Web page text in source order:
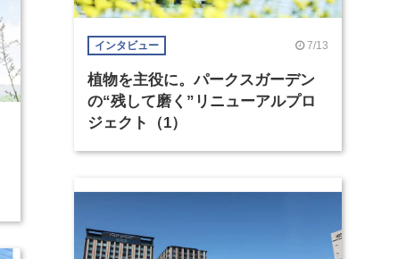
インタビュー 7/13
植物を主役に。パークスガーデン
の“残して磨く”リニューアルプロ
ジェクト（1）